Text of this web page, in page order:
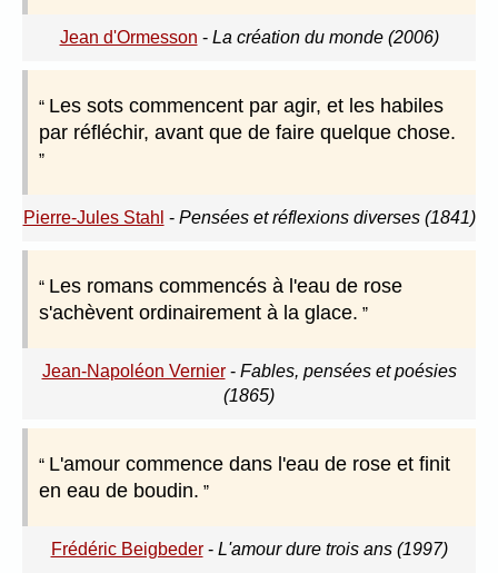
Jean d'Ormesson - La création du monde (2006)
Les sots commencent par agir, et les habiles
par réfléchir, avant que de faire quelque chose.
Pierre-Jules Stahl - Pensées et réflexions diverses (1841)
Les romans commencés à l'eau de rose
s'achèvent ordinairement à la glace.
Jean-Napoléon Vernier- Fables, pensées et poésies
(1865)
L'amour commence dans l'eau de rose et finit
en eau de boudin.
Frédéric Beigbeder- L'amour dure trois ans (1997)